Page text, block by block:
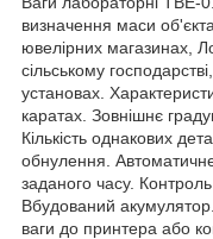
визначення маси
ювелірних магазинах,
сільському
установах.
каратах. Зовнішнє
Кількість однакових
обнулення.
заданого часу.
Вбудований
ваги до принтера або